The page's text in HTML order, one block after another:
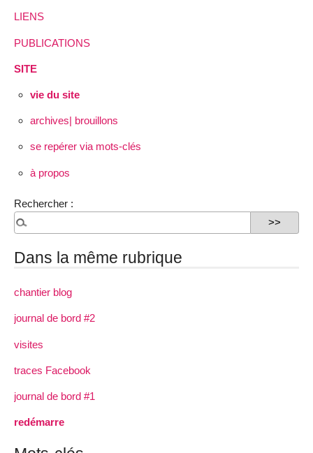
LIENS
PUBLICATIONS
SITE
vie du site
archives| brouillons
se repérer via mots-clés
à propos
Rechercher :
Dans la même rubrique
chantier blog
journal de bord #2
visites
traces Facebook
journal de bord #1
redémarre